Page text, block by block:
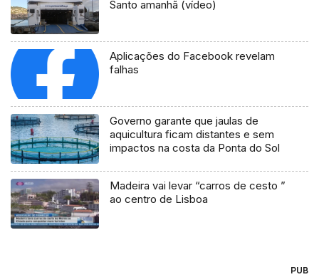
Santo amanhã (vídeo)
Aplicações do Facebook revelam
falhas
Governo garante que jaulas de
aquicultura ficam distantes e sem
impactos na costa da Ponta do Sol
Madeira vai levar “carros de cesto ”
ao centro de Lisboa
PUB